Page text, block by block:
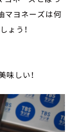
マヨネーズは何
ょう！
しい！